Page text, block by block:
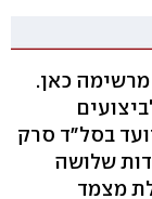
כאן.
גורמת לביצועים
בסל"ד סרק
שלושה
מצמד